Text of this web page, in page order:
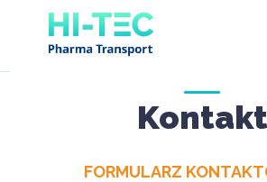
Kontakt
FORMULARZ